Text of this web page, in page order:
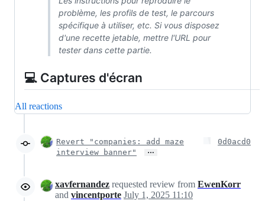
problème, les profils de test, le parcours
spécifique à utiliser, etc. Si vous disposez
d'une recette jetable, mettre l'URL pour
tester dans cette partie.
💻 Captures d'écran
All reactions
Revert "companies: add maze
interview banner"
…
0d0acd0
xavfernandez requested review from EwenKorr
and vincentporte July 1, 2025 11:10